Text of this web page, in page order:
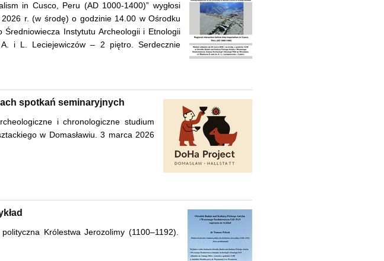
in Cusco, Peru (AD 1000-1400)” wygłosi
r. (w środę) o godzinie 14.00 w Ośrodku
Instytutu Archeologii i Etnologii
i L. Leciejewiczów – 2 piętro. Serdecznie
spotkań seminaryjnych
i chronologiczne studium
w Domasławiu. 3 marca 2026
Królestwa Jerozolimy (1100–1192).